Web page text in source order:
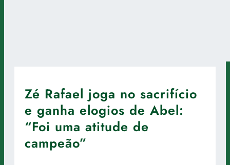
Zé Rafael joga no sacrifício
e ganha elogios de Abel:
“Foi uma atitude de
campeão”